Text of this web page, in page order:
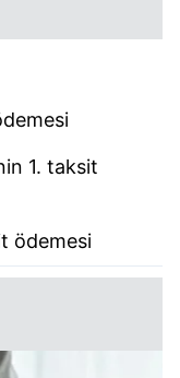
1. taksit
ödemesi